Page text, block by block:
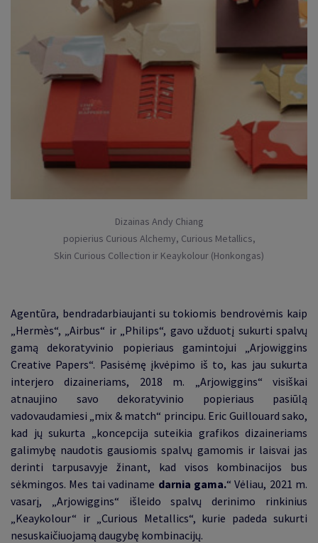
Dizainas Andy Chiang
popierius Curious Alchemy, Curious Metallics,
Skin Curious Collection ir Keaykolour (Honkongas)
Agentūra, bendradarbiaujanti su tokiomis bendrovėmis kaip
„Hermès“, „Airbus“ ir „Philips“, gavo užduotį sukurti spalvų
gamą dekoratyvinio popieriaus gamintojui „Arjowiggins
Creative Papers“. Pasisėmę įkvėpimo iš to, kas jau sukurta
interjero dizaineriams, 2018 m. „Arjowiggins“ visiškai
atnaujino savo dekoratyvinio popieriaus pasiūlą
vadovaudamiesi „mix & match“ principu. Eric Guillouard sako,
kad jų sukurta „koncepcija suteikia grafikos dizaineriams
galimybę naudotis gausiomis spalvų gamomis ir laisvai jas
derinti tarpusavyje žinant, kad visos kombinacijos bus
sėkmingos. Mes tai vadiname darnia gama.“ Vėliau, 2021 m.
vasarį, „Arjowiggins“ išleido spalvų derinimo rinkinius
„Keaykolour“ ir „Curious Metallics“, kurie padeda sukurti
nesuskaičiuojamą daugybę kombinacijų.